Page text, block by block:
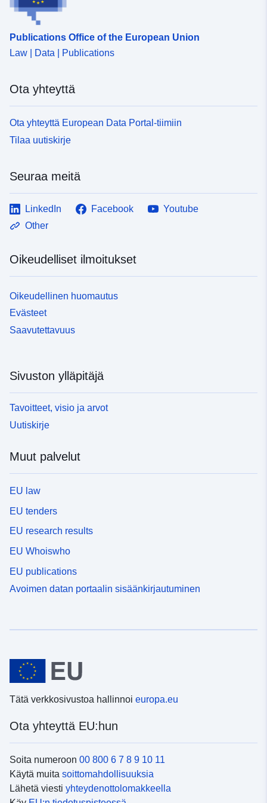
Publications Office of the European Union
Law | Data | Publications
Ota yhteyttä
Ota yhteyttä European Data Portal-tiimiin
Tilaa uutiskirje
Seuraa meitä
LinkedIn Facebook
Youtube
Other
Oikeudelliset ilmoitukset
Oikeudellinen huomautus
Evästeet
Saavutettavuus
Sivuston ylläpitäjä
Tavoitteet, visio ja arvot
Uutiskirje
Muut palvelut
EU law
EU tenders
EU research results
EU Whoiswho
EU publications
Avoimen datan portaalin sisäänkirjautuminen
Tätä verkkosivustoa hallinnoi europa.eu
Ota yhteyttä EU:hun
Soita numeroon 00 800 6 7 8 9 10 11
Käytä muita soittomahdollisuuksia
Lähetä viesti yhteydenottolomakkeella